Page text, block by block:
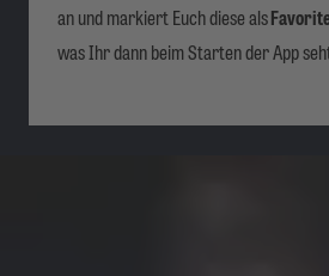
an und markiert Euch diese als
was Ihr dann beim Starten der App